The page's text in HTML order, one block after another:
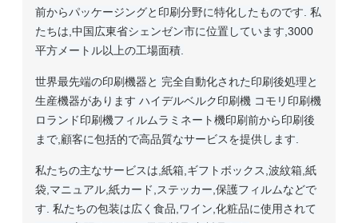
前からパッケージングと印刷分野に特化したものです. 私
たちは,中国広東省シェンゼン市に位置しています,3000
平方メートル以上の工場面積.
世界最先端の印刷機器と 完全自動化された印刷後処理と
生産機器があります ハイデルベルク印刷機 コモリ印刷機
ロランド印刷機フィルムラミネート機印刷前から印刷後
まで,顧客に包括的で高品質なサービスを提供します.
私たちの主なサービスは,紙箱,ギフトボックス,波紋箱,紙
袋,マニュアル,紙カード,ステッカー,保護フィルムなどで
す. 私たちの包装は広く食品,ワイン,化粧品に使用されて